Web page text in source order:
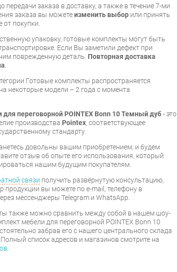
передачи заказа в доставку, а также в течение 7-ми
заказа вы можетеизменить выбор или принять
от покупки.
упаковку, готовые комплекты могут быть
Если Вы заметили дефект при
поврежденную деталь. Повторная доставка
.
Готовые комплекты распространяется
некоторые модели – 2 года с момента
переговорной POINTEX Bonn 10 Темный дуб- это
производства Pointex, соответствующее
стандарту.
довольны вашим приобретением, и будем
отзыв об опыте его использования, который
нашим будущим покупателям.
связи получить развёрнутую консультацию,
продукции вы можете по e-mail, телефону в
мессенджеры Telegram и WhatsApp.
также можно сравнить между собой в нашем шоу-
мебели для переговорной POINTEX Bonn 10
забрав его с нашего центрального склада
Полный список адресов и магазинов смотрите на
.